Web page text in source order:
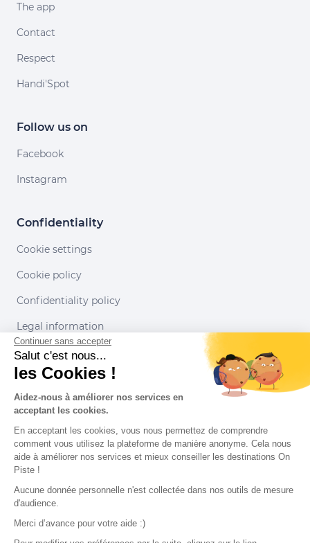
The app
Contact
Respect
Handi'Spot
Follow us on
Facebook
Instagram
Confidentiality
Cookie settings
Cookie policy
Confidentiality policy
Legal information
Conditions of use
Our partners
Continuer sans accepter
Salut c'est nous...
les Cookies !
Aidez-nous à améliorer nos services en
acceptant les cookies.
En acceptant les cookies, vous nous permettez de comprendre
comment vous utilisez la plateforme de manière anonyme. Cela nous
aide à améliorer nos services et mieux conseiller les destinations On
Piste !
Aucune donnée personnelle n'est collectée dans nos outils de mesure
d'audience.
Merci d’avance pour votre aide :)